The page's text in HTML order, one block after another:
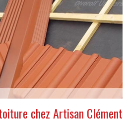
chez Artisan Clément